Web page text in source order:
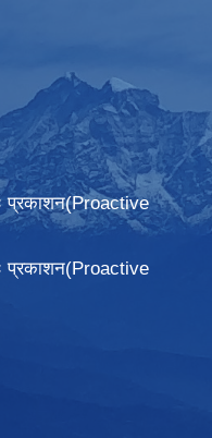
प्रकाशन(Proactive
प्रकाशन(Proactive